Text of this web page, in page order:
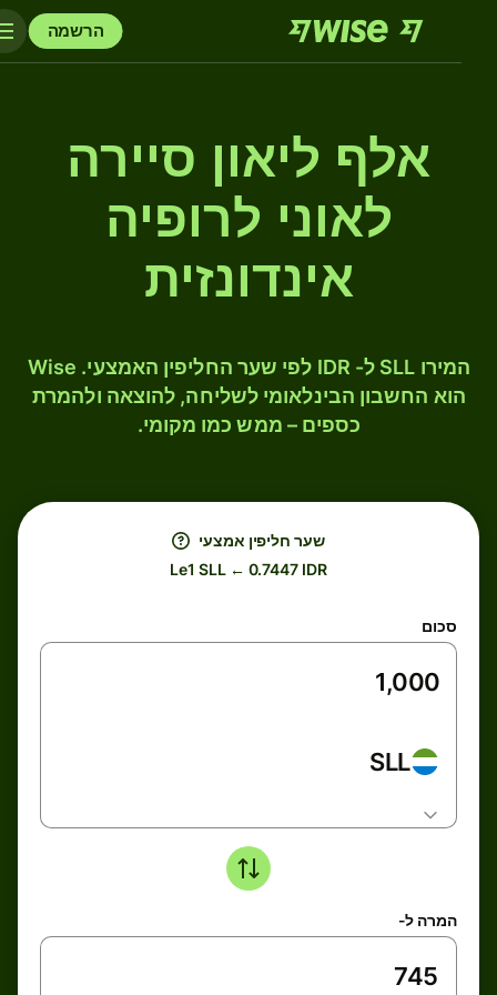
הרשמה
אלף ליאון סיירה
לאוני לרופיה
אינדונזית
המירו SLL ל- IDR לפי שער החליפין האמצעי. Wise
הוא החשבון הבינלאומי לשליחה, להוצאה ולהמרת
כספים – ממש כמו מקומי.
שער חליפין אמצעי
Le1 SLL ← 0.7447 IDR
סכום
SLL
המרה ל-